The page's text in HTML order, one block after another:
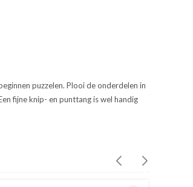
puzzelen. Plooi de onderdelen in
fijne knip- en punttang is wel handig